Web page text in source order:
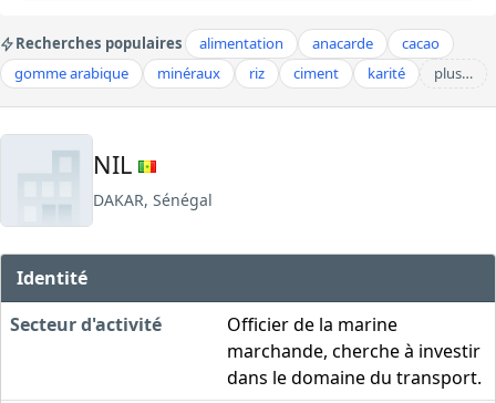
Recherches populaires alimentation anacarde
cacao
gomme arabique
minéraux riz ciment karité plus…
NIL
DAKAR, Sénégal
Identité
Secteur d'activité
Officier de la marine
marchande, cherche à investir
dans le domaine du transport.